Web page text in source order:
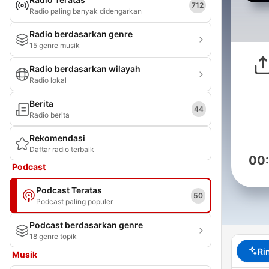
Radio paling banyak didengarkan
712
Radio berdasarkan genre
15 genre musik
Radio berdasarkan wilayah
Radio lokal
Berita
Radio berita
44
Rekomendasi
Daftar radio terbaik
Podcast
Podcast Teratas
Podcast paling populer
50
Podcast berdasarkan genre
18 genre topik
Musik